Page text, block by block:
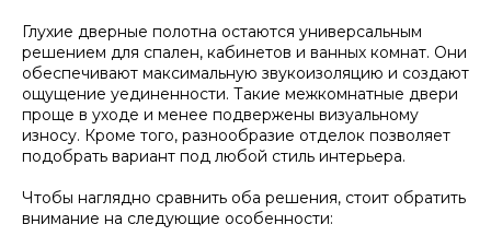
Глухие дверные полотна остаются универсальным
решением для спален, кабинетов и ванных комнат. Они
обеспечивают максимальную звукоизоляцию и создают
ощущение уединенности. Такие межкомнатные двери
проще в уходе и менее подвержены визуальному
износу. Кроме того, разнообразие отделок позволяет
подобрать вариант под любой стиль интерьера.
Чтобы наглядно сравнить оба решения, стоит обратить
внимание на следующие особенности: